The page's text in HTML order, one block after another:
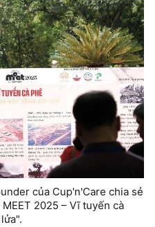
của Cup'n'Care chia sẻ
2025 – Vĩ tuyến cà